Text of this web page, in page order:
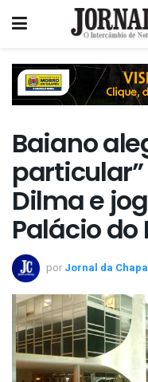
Baiano
Dilma e
Palácio do
por Jornal da